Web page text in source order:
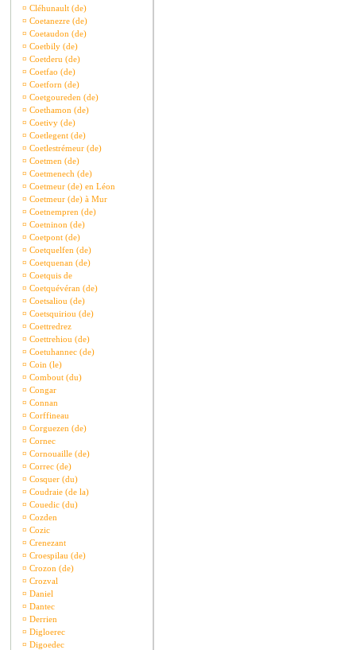
¤ Cléhunault (de)
¤ Coetanezre (de)
¤ Coetaudon (de)
¤ Coetbily (de)
¤ Coetderu (de)
¤ Coetfao (de)
¤ Coetforn (de)
¤ Coetgoureden (de)
¤ Coethamon (de)
¤ Coetivy (de)
¤ Coetlegent (de)
¤ Coetlestrémeur (de)
¤ Coetmen (de)
¤ Coetmenech (de)
¤ Coetmeur (de) en Léon
¤ Coetmeur (de) à Mur
¤ Coetnempren (de)
¤ Coetninon (de)
¤ Coetpont (de)
¤ Coetquelfen (de)
¤ Coetquenan (de)
¤ Coetquis de
¤ Coetquévéran (de)
¤ Coetsaliou (de)
¤ Coetsquiriou (de)
¤ Coettredrez
¤ Coettrehiou (de)
¤ Coetuhannec (de)
¤ Coin (le)
¤ Combout (du)
¤ Congar
¤ Connan
¤ Corffineau
¤ Corguezen (de)
¤ Cornec
¤ Cornouaille (de)
¤ Correc (de)
¤ Cosquer (du)
¤ Coudraie (de la)
¤ Couedic (du)
¤ Cozden
¤ Cozic
¤ Crenezant
¤ Croespilau (de)
¤ Crozon (de)
¤ Crozval
¤ Daniel
¤ Dantec
¤ Derrien
¤ Digloerec
¤ Digoedec